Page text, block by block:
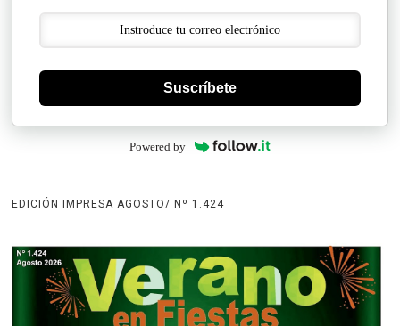
Suscríbete
Powered by
EDICIÓN IMPRESA AGOSTO/ Nº 1.424